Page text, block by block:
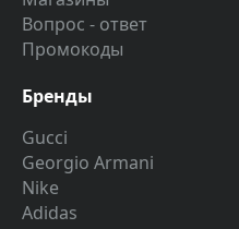
Вопрос - ответ
Промокоды
Бренды
Gucci
Georgio Armani
Nike
Adidas